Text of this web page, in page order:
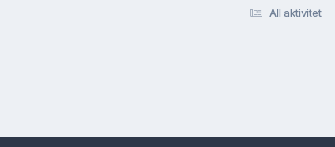
All aktivitet